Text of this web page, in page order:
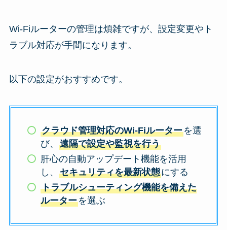
Wi-Fiルーターの管理は煩雑ですが、設定変更やト
ラブル対応が手間になります。
以下の設定がおすすめです。
クラウド管理対応のWi-Fiルーターを選
び、遠隔で設定や監視を行う
肝心の自動アップデート機能を活用
し、セキュリティを最新状態にする
トラブルシューティング機能を備えた
ルーターを選ぶ